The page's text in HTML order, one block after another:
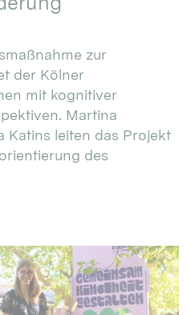
zur
der Kölner
mit kognitiver
Martina
Katins leiten das Projekt
des